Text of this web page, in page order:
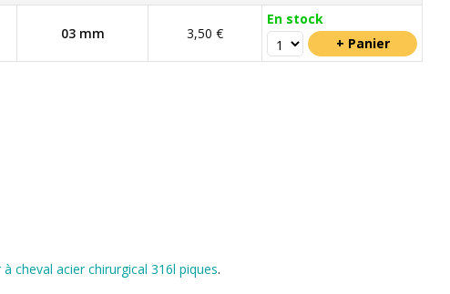
03 mm 3,50 €
En stock
cheval acier chirurgical 316l piques.